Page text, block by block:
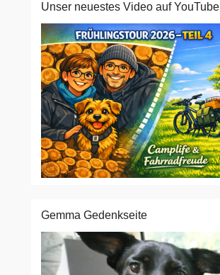
Unser neuestes Video auf YouTube
Gemma Gedenkseite